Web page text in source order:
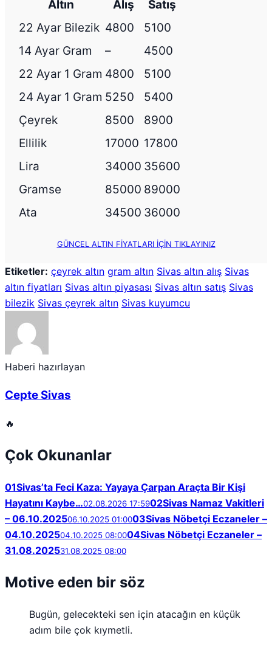
Altın Alış
Satış
22 Ayar Bilezik 4800
5100
14 Ayar Gram
–
4500
22 Ayar 1 Gram 4800
5100
24 Ayar 1 Gram 5250
5400
Çeyrek
8500
8900
Ellilik
17000 17800
Lira
34000 35600
Gramse
85000 89000
Ata
34500 36000
GÜNCEL ALTIN FİYATLARI İÇİN TIKLAYINIZ
Etiketler: çeyrek altın gram altın Sivas altın alış Sivas
altın fiyatları Sivas altın piyasası Sivas altın satış Sivas
bilezik Sivas çeyrek altın Sivas kuyumcu
Haberi hazırlayan
Cepte Sivas
🔥
Çok Okunanlar
01Sivas’ta Feci Kaza: Yayaya Çarpan Araçta Bir Kişi
Hayatını Kaybe…02.08.2026 17:5902Sivas Namaz Vakitleri
– 06.10.202506.10.2025 01:0003Sivas Nöbetçi Eczaneler –
04.10.202504.10.2025 08:0004Sivas Nöbetçi Eczaneler –
31.08.202531.08.2025 08:00
Motive eden bir söz
Bugün, gelecekteki sen için atacağın en küçük
adım bile çok kıymetli.